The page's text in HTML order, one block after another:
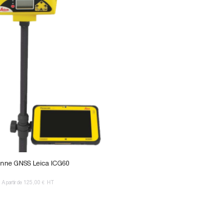
GNSS Leica ICG60
A partir de 125,00 € HT